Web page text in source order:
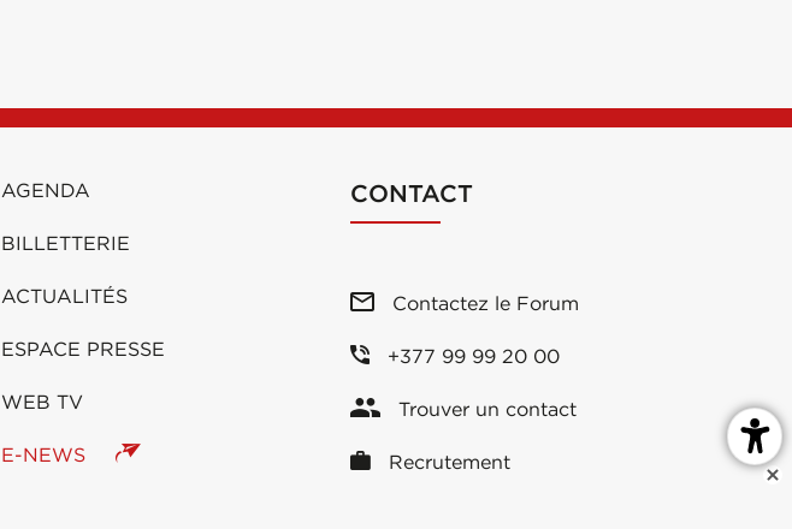
AGENDA
BILLETTERIE
ACTUALITÉS
ESPACE PRESSE
WEB TV
E-NEWS
CONTACT
Contactez le Forum
+377 99 99 20 00
Trouver un contact
Recrutement